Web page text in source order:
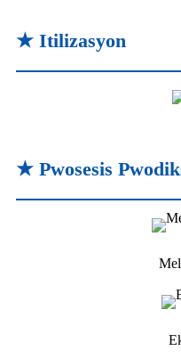
★ Itilizasyon
★ Pwosesis